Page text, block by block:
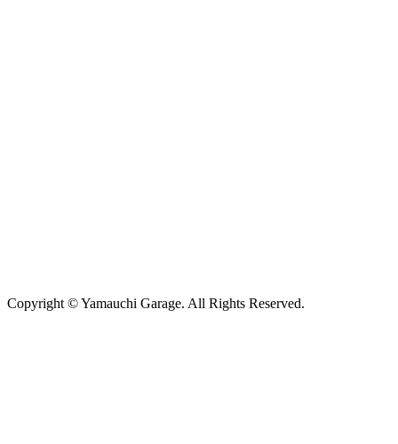
Copyright © Yamauchi Garage. All Rights Reserved.